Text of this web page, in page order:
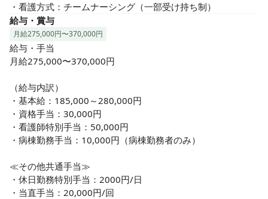
・看護方式：チームナーシング（一部受け持ち制）
給与・賞与
月給275,000円〜370,000円
給与・手当
月給275,000〜370,000円
（給与内訳）
・基本給：185,000～280,000円
・資格手当：30,000円
・看護師特別手当：50,000円
・病棟勤務手当：10,000円（病棟勤務者のみ）
≪その他共通手当≫
・休日勤務特別手当：2000円/日
・当直手当：20,000円/回